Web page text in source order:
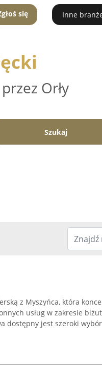
się Inne
Orły
Szukaj
z Myszyńca, która
usług w zakresie
dostępny jest szeroki